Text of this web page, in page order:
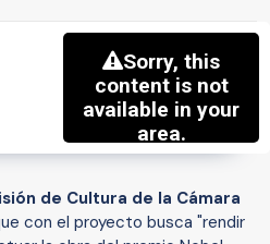
de Cultura de la Cámara
con el proyecto busca "rendir